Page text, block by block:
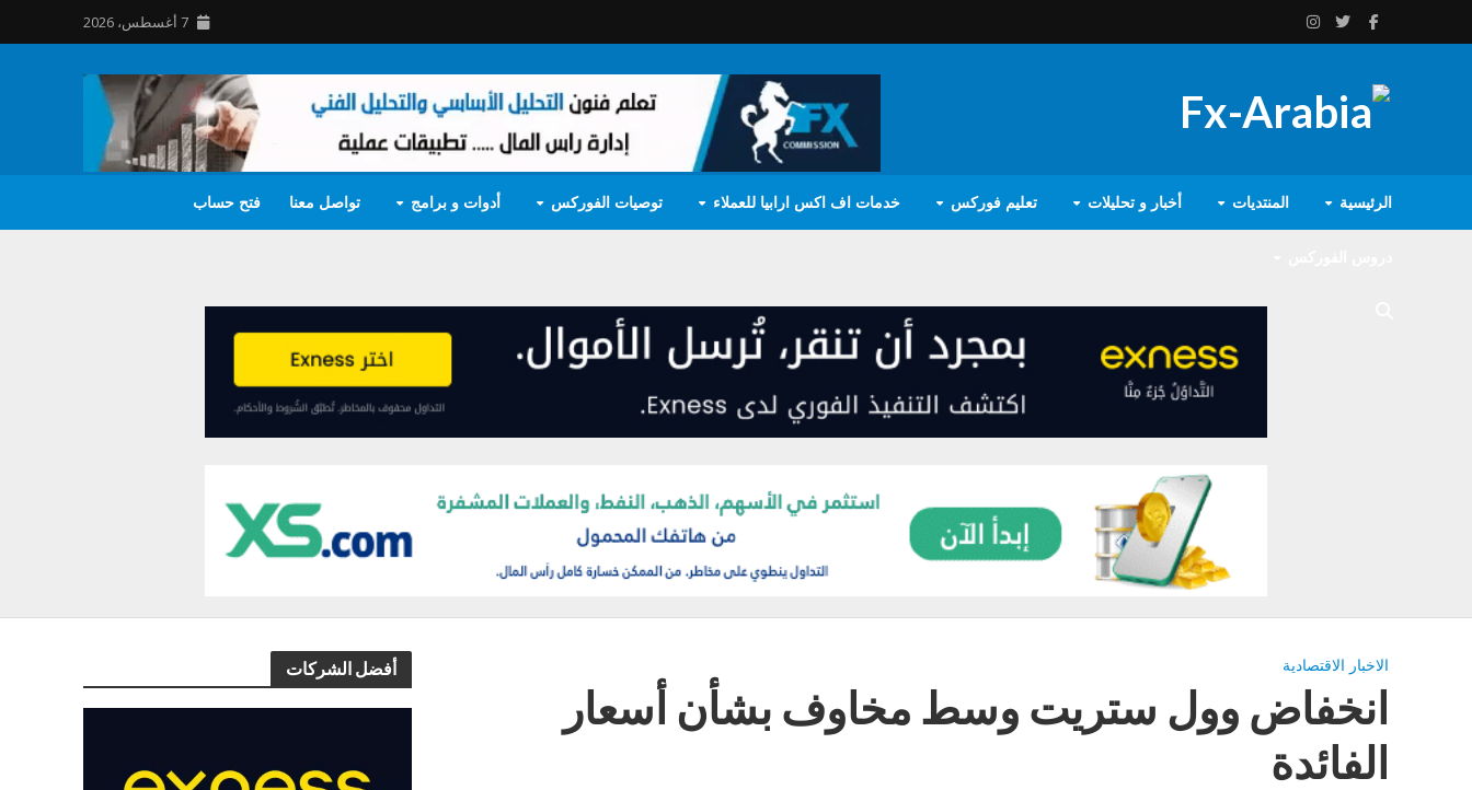
7 أغسطس، 2026
الرئيسية المنتديات أخبار و تحليلات تعليم فوركس خدمات اف اكس ارابيا للعملاء توصيات الفوركس أدوات و برامج تواصل معنا فتح حساب
أفضل الشركات الاخبار الاقتصادية
انخفاض وول ستريت وسط مخاوف بشأن أسعار
الفائدة